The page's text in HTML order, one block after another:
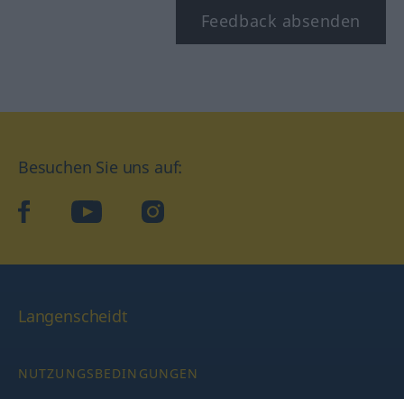
Feedback absenden
Besuchen Sie uns auf:
facebookYouTube Instagram
Langenscheidt
NUTZUNGSBEDINGUNGEN